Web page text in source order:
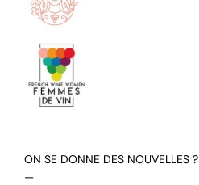
ON SE DONNE DES NOUVELLES ?
—